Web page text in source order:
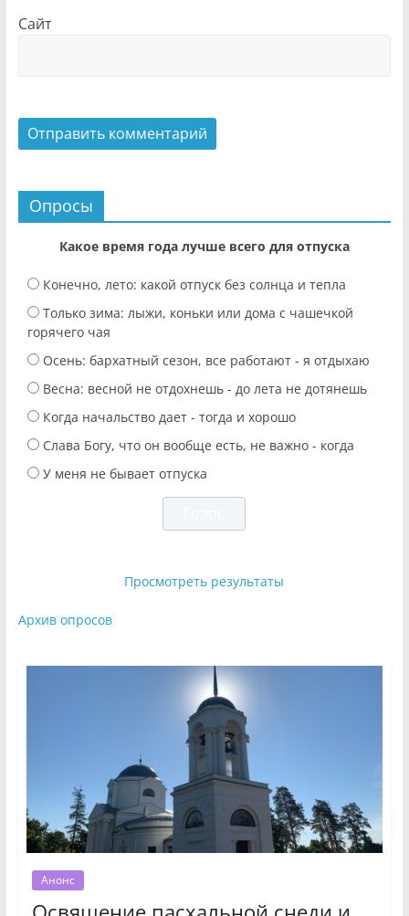
Сайт
Опросы
Какое время года лучше всего для отпуска
Конечно, лето: какой отпуск без солнца и тепла
Только зима: лыжи, коньки или дома с чашечкой
горячего чая
Осень: бархатный сезон, все работают - я отдыхаю
Весна: весной не отдохнешь - до лета не дотянешь
Когда начальство дает - тогда и хорошо
Слава Богу, что он вообще есть, не важно - когда
У меня не бывает отпуска
Просмотреть результаты
Архив опросов
Анонс